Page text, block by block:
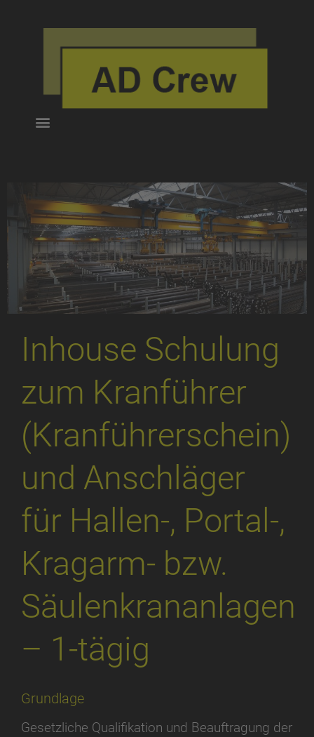
Inhouse Schulung
zum Kranführer
(Kranführerschein)
und Anschläger
für Hallen-, Portal-,
Kragarm- bzw.
Säulenkrananlagen
– 1-tägig
Grundlage
Gesetzliche Qualifikation und Beauftragung der